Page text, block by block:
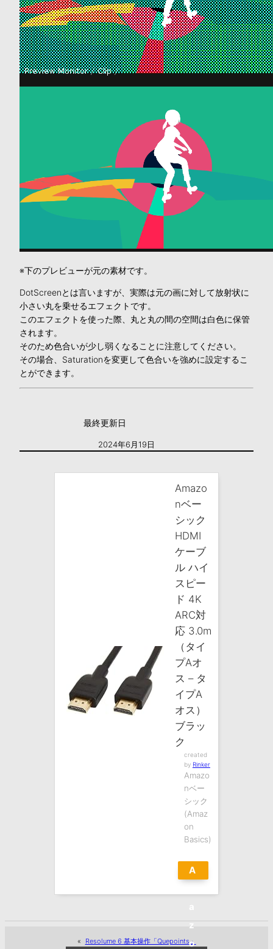
※下のプレビューが元の素材です。
DotScreenとは言いますが、実際は元の画に対して放射状に
小さい丸を乗せるエフェクトです。
このエフェクトを使った際、丸と丸の間の空間は白色に保管
されます。
そのため色合いが少し弱くなることに注意してください。
その場合、Saturationを変更して色合いを強めに設定するこ
とができます。
最終更新日
2024年6月19日
Amazo
nベー
シック
HDMI
ケーブ
ル ハイ
スピー
ド 4K
ARC対
応 3.0m
（タイ
プAオ
ス – タ
イプA
オス）
ブラッ
ク
created
by Rinker
Amazo
nベー
シック
(Amaz
on
Basics)
A
z
o
« Resolume 6 基本操作「Quepoints」